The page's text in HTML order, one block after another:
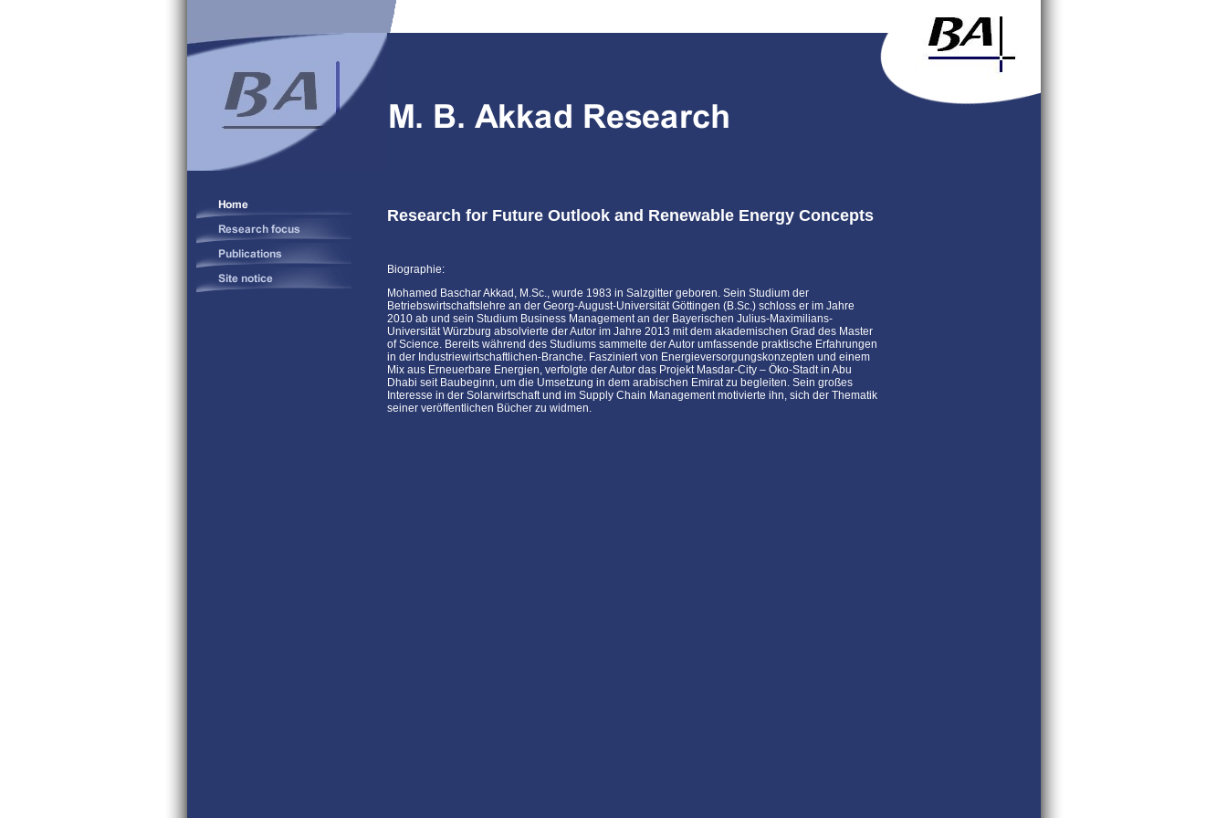
Research for Future Outlook and Renewable Energy Concepts
Biographie:
Mohamed Baschar Akkad, M.Sc., wurde 1983 in Salzgitter geboren. Sein Studium der
Betriebswirtschaftslehre an der Georg-August-Universität Göttingen (B.Sc.) schloss er im Jahre
2010 ab und sein Studium Business Management an der Bayerischen Julius-Maximilians-
Universität Würzburg absolvierte der Autor im Jahre 2013 mit dem akademischen Grad des Master
of Science. Bereits während des Studiums sammelte der Autor umfassende praktische Erfahrungen
in der Industriewirtschaftlichen-Branche. Fasziniert von Energieversorgungskonzepten und einem
Mix aus Erneuerbare Energien, verfolgte der Autor das Projekt Masdar-City – Öko-Stadt in Abu
Dhabi seit Baubeginn, um die Umsetzung in dem arabischen Emirat zu begleiten. Sein großes
Interesse in der Solarwirtschaft und im Supply Chain Management motivierte ihn, sich der Thematik
seiner veröffentlichen Bücher zu widmen.